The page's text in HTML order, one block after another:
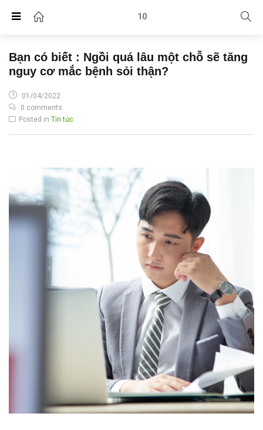
10
Bạn có biết : Ngồi quá lâu một chỗ sẽ tăng
nguy cơ mắc bệnh sỏi thận?
POSTED
ON
01/04/2022
0 comments
Posted in Tin tức